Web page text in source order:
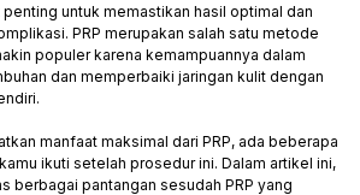
untuk memastikan hasil optimal dan
PRP merupakan salah satu metode
populer karena kemampuannya dalam
dan memperbaiki jaringan kulit dengan
manfaat maksimal dari PRP, ada beberapa
ikuti setelah prosedur ini. Dalam artikel ini,
berbagai pantangan sesudah PRP yang